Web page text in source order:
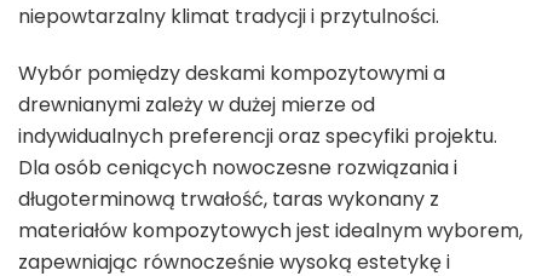
niepowtarzalny klimat tradycji i przytulności.
Wybór pomiędzy deskami kompozytowymi a
drewnianymi zależy w dużej mierze od
indywidualnych preferencji oraz specyfiki projektu.
Dla osób ceniących nowoczesne rozwiązania i
długoterminową trwałość, taras wykonany z
materiałów kompozytowych jest idealnym wyborem,
zapewniając równocześnie wysoką estetykę i